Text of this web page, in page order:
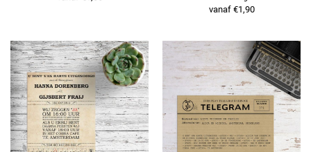
vanaf €1,90